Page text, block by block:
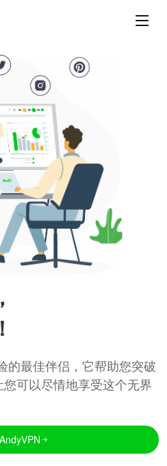
的最佳伴侣，它帮助您突破
可以尽情地享受这个无界